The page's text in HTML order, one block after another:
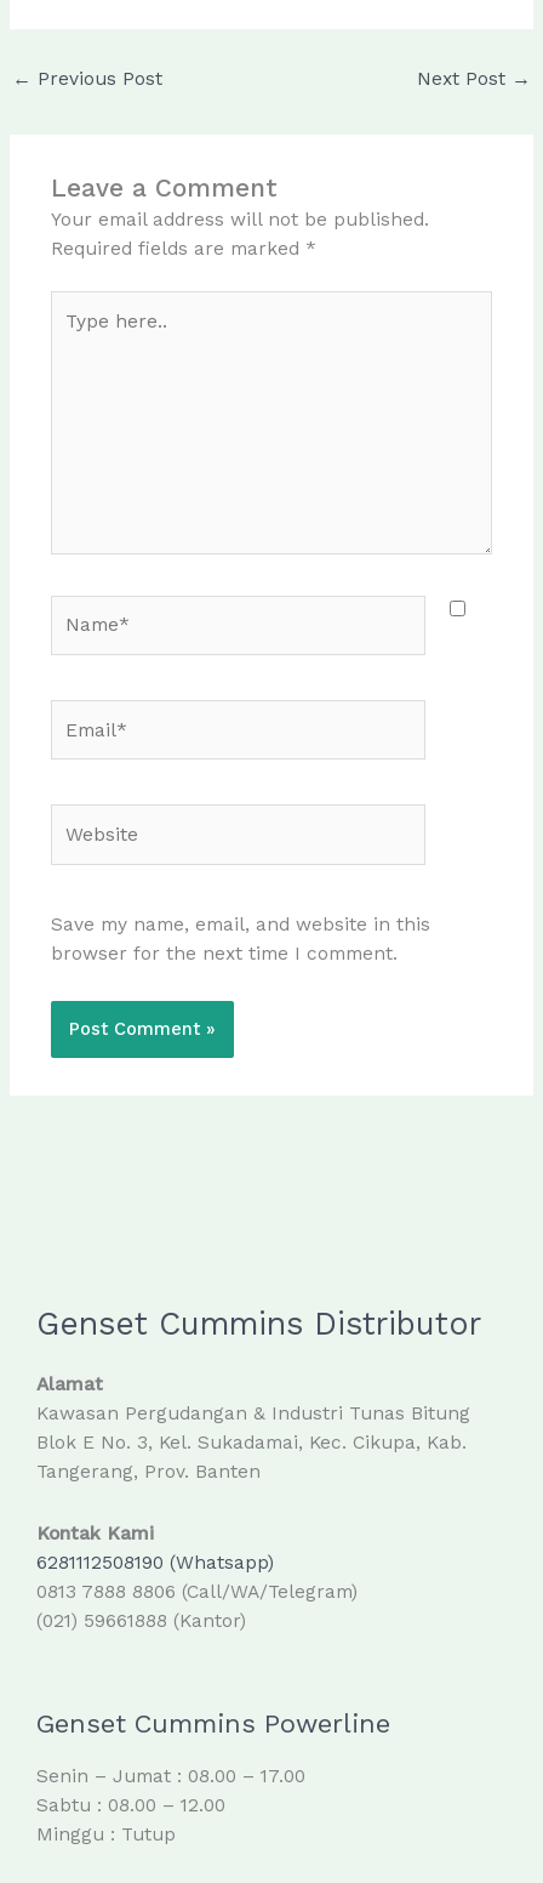
← Previous Post Next Post →
Leave a Comment
Your email address will not be published.
Required fields are marked *
here..
Save my name, email, and website in this
browser for the next time I comment.
Genset Cummins Distributor
Alamat
Kawasan Pergudangan & Industri Tunas Bitung
Blok E No. 3, Kel. Sukadamai, Kec. Cikupa, Kab.
Tangerang, Prov. Banten
Kontak Kami
6281112508190 (Whatsapp)
0813 7888 8806 (Call/WA/Telegram)
(021) 59661888 (Kantor)
Genset Cummins Powerline
Senin – Jumat : 08.00 – 17.00
Sabtu : 08.00 – 12.00
Minggu : Tutup